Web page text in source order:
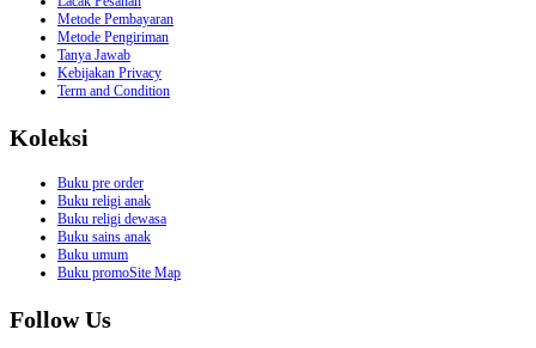
Metode Pembayaran
Metode Pengiriman
Tanya Jawab
Kebijakan Privacy
Term and Condition
Koleksi
Buku pre order
Buku religi anak
Buku religi dewasa
Buku sains anak
Buku umum
Buku promoSite Map
Follow Us